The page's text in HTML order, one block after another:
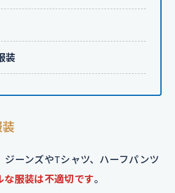
装
ジーンズやTシャツ、ハーフパンツ
な服装は不適切です。